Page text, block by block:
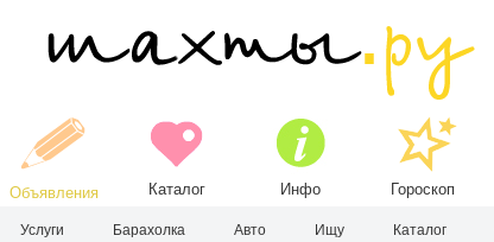
Объявления Каталог Инфо Гороскоп
Услуги Барахолка Авто Ищу Каталог